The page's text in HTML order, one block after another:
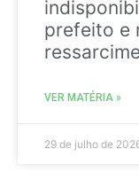
prefeito e
VER MATÉRIA »
29 de julho de